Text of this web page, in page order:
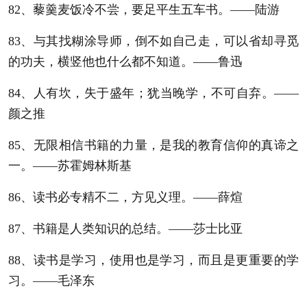
82、藜羹麦饭冷不尝，要足平生五车书。——陆游
83、与其找糊涂导师，倒不如自己走，可以省却寻觅
的功夫，横竖他也什么都不知道。——鲁迅
84、人有坎，失于盛年；犹当晚学，不可自弃。——
颜之推
85、无限相信书籍的力量，是我的教育信仰的真谛之
一。——苏霍姆林斯基
86、读书必专精不二，方见义理。——薛煊
87、书籍是人类知识的总结。——莎士比亚
88、读书是学习，使用也是学习，而且是更重要的学
习。——毛泽东